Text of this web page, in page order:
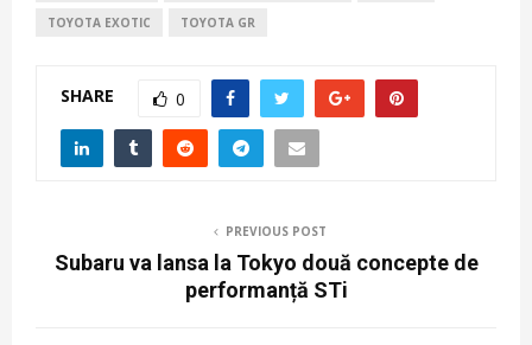
TOYOTA EXOTIC TOYOTA GR
SHARE 0
PREVIOUS POST
Subaru va lansa la Tokyo două concepte de
performanță STi